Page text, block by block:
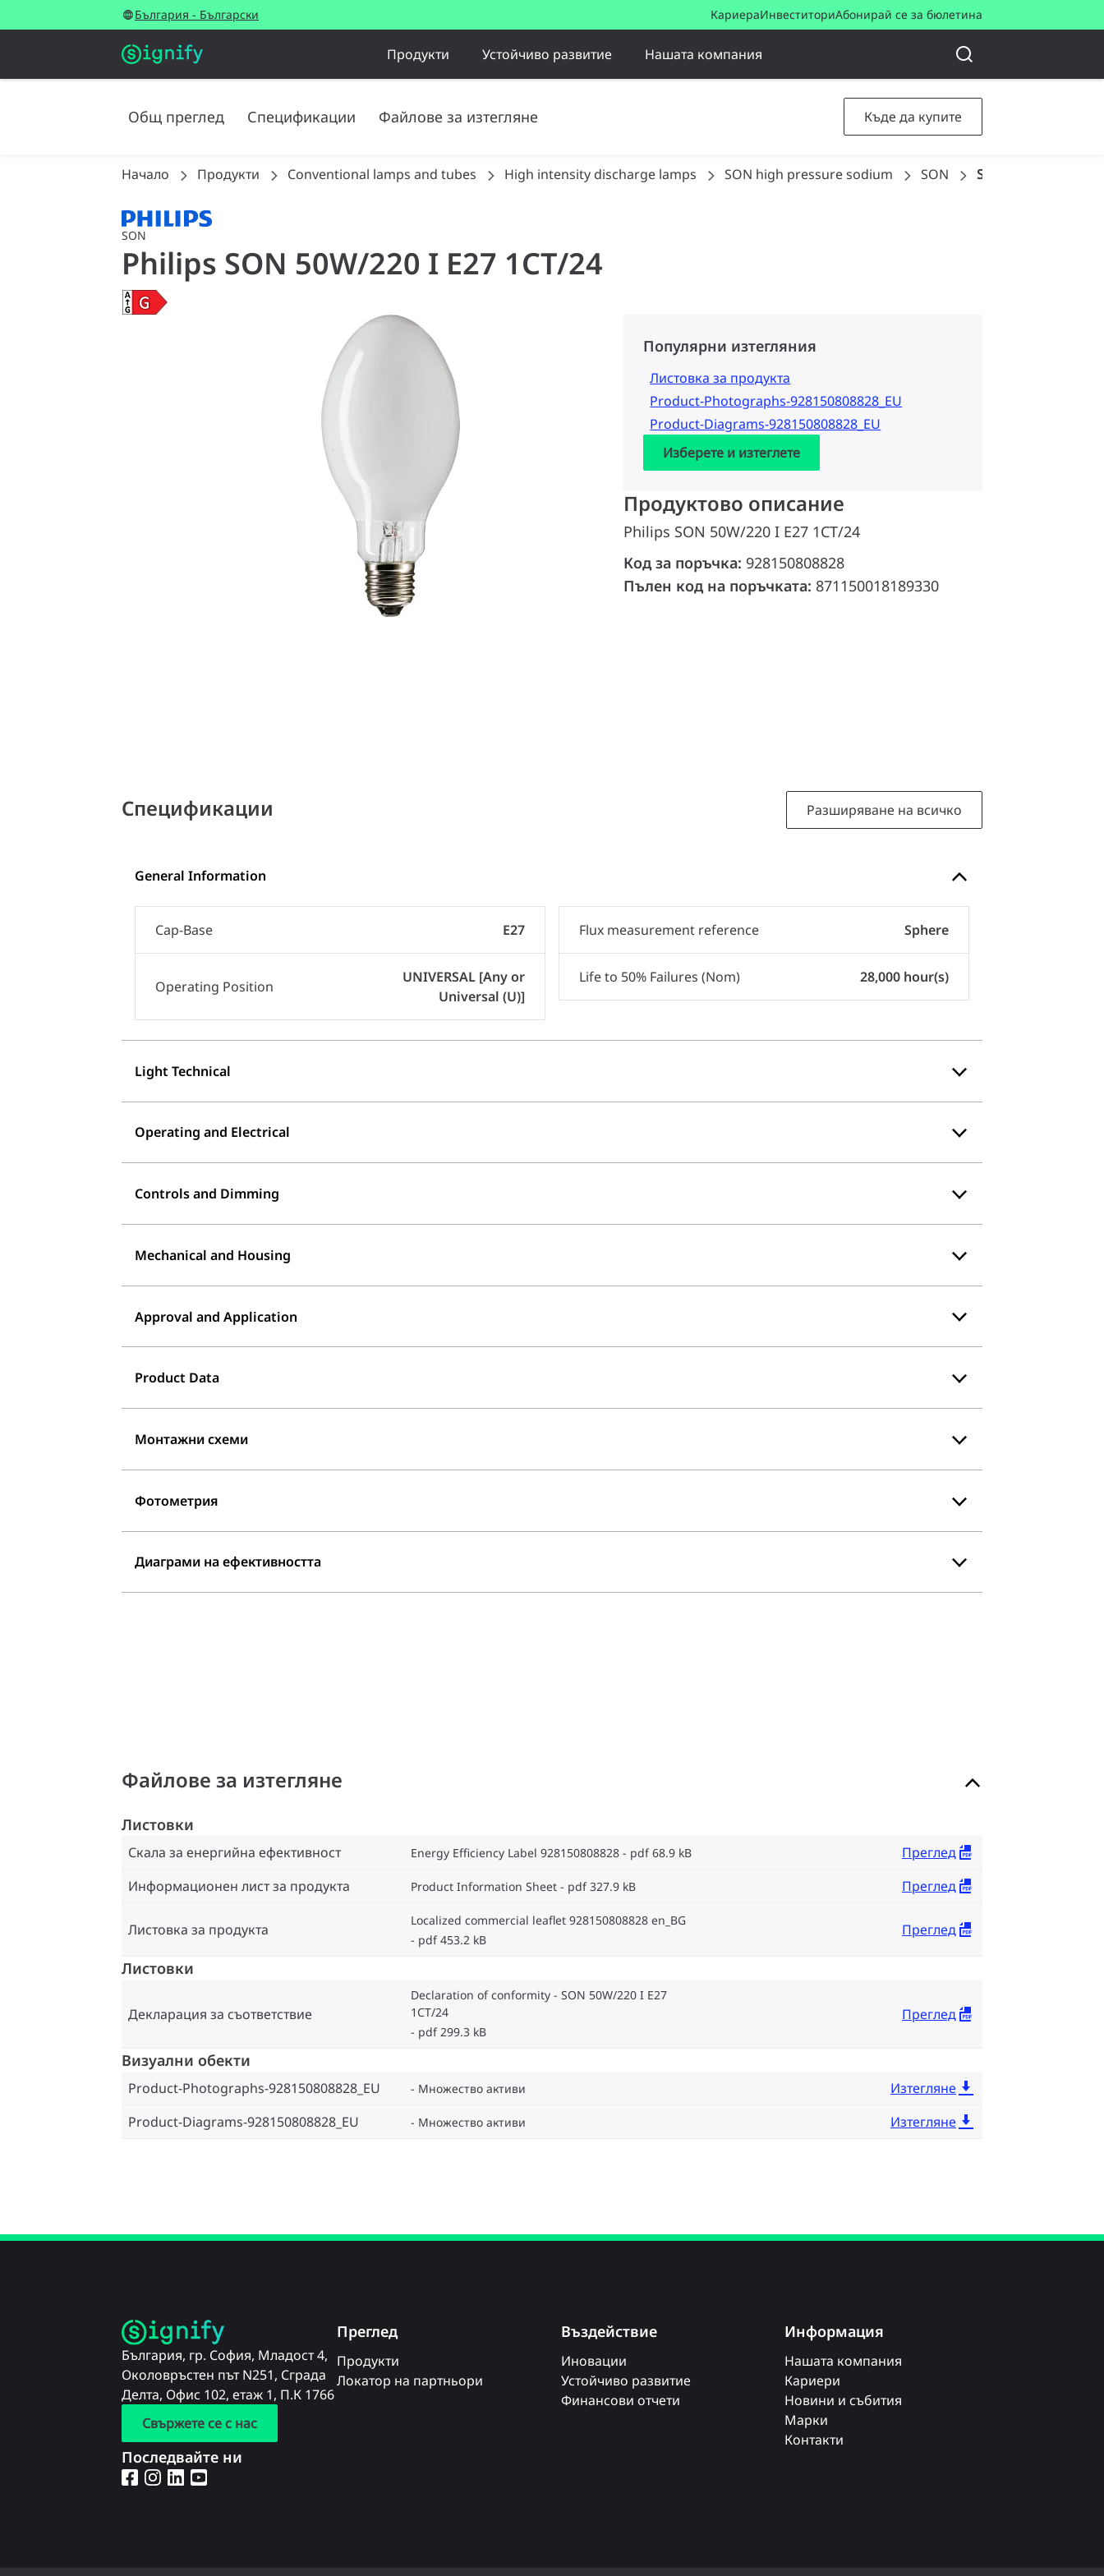
България - Български КариераИнвеститориАбонирай се за бюлетина
Продукти Устойчиво развитие Нашата компания
Общ преглед Спецификации Файлове за изтегляне Къде да купите
Начало Продукти Conventional lamps and tubes High intensity discharge lamps SON high pressure sodium SON SON 50W/220 I E27
SON
Philips SON 50W/220 I E27 1CT/24
Популярни изтегляния
Листовка за продукта
Product-Photographs-928150808828_EU
Product-Diagrams-928150808828_EU
Изберете и изтеглете
Продуктово описание
Philips SON 50W/220 I E27 1CT/24
Код за поръчка: 928150808828
Пълен код на поръчката: 871150018189330
Спецификации Разширяване на всичко
General Information
Cap-Base E27
Operating Position
UNIVERSAL [Any or
Universal (U)]
Flux measurement reference Sphere
Life to 50% Failures (Nom) 28,000 hour(s)
Light Technical
Operating and Electrical
Controls and Dimming
Mechanical and Housing
Approval and Application
Product Data
Монтажни схеми
Фотометрия
Диаграми на ефективността
Файлове за изтегляне
Листовки
Скала за енергийна ефективност Energy Efficiency Label 928150808828 pdf 68.9 kB
Преглед
Информационен лист за продукта
Product Information Sheet pdf 327.9 kB Преглед
Листовка за продукта
Localized commercial leaflet 928150808828 en_BG
pdf 453.2 kB
Преглед
Листовки
Декларация за съответствие
Declaration of conformity - SON 50W/220 I E27
1CT/24
pdf 299.3 kB
Преглед
Визуални обекти
Product-Photographs-928150808828_EU Множество активи
Изтегляне
Product-Diagrams-928150808828_EU
Множество активи Изтегляне
България, гр. София, Младост 4,
Околовръстен път N251, Сграда
Делта, Офис 102, етаж 1, П.К 1766
Свържете се с нас
Последвайте ни
Преглед
Продукти
Локатор на партньори
Въздействие
Иновации
Устойчиво развитие
Финансови отчети
Информация
Нашата компания
Кариери
Новини и събития
Марки
Контакти